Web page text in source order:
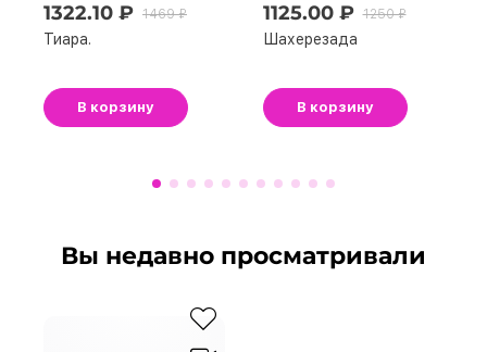
1322.10 ₽ 1469 ₽
Тиара.
В корзину
1125.00 ₽ 1250 ₽
Шахерезада
В корзину
Вы недавно просматривали